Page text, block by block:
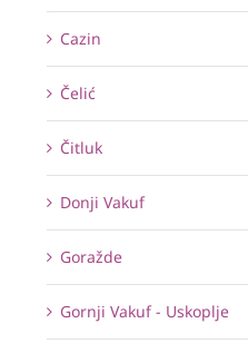
Cazin
Čelić
Čitluk
Donji Vakuf
Goražde
Gornji Vakuf - Uskoplje